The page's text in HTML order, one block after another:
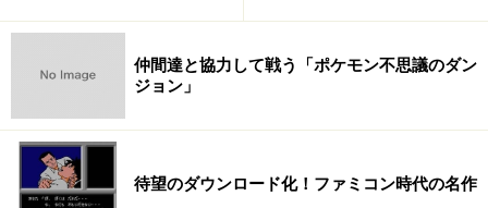
仲間達と協力して戦う「ポケモン不思議のダン
ジョン」
待望のダウンロード化！ファミコン時代の名作